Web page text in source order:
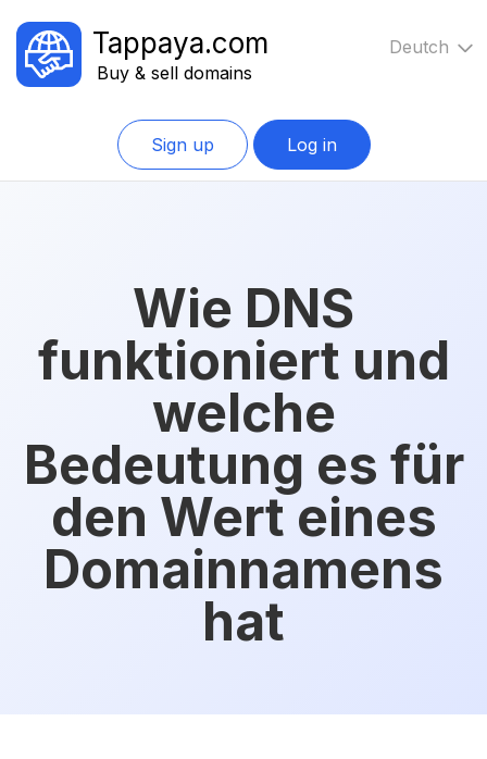
Tappaya.com
Buy & sell domains
Sign up Log in
Deutch
Wie DNS
funktioniert und
welche
Bedeutung es für
den Wert eines
Domainnamens
hat